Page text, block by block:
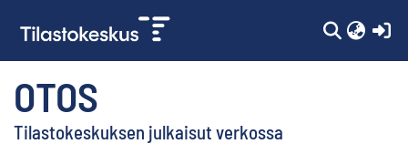
OTOS
Tilastokeskuksen julkaisut verkossa